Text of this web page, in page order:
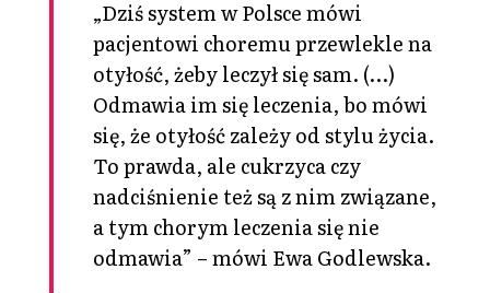
„Dziś system w Polsce mówi
pacjentowi choremu przewlekle na
otyłość, żeby leczył się sam. (…)
Odmawia im się leczenia, bo mówi
się, że otyłość zależy od stylu życia.
To prawda, ale cukrzyca czy
nadciśnienie też są z nim związane,
a tym chorym leczenia się nie
odmawia” – mówi Ewa Godlewska.